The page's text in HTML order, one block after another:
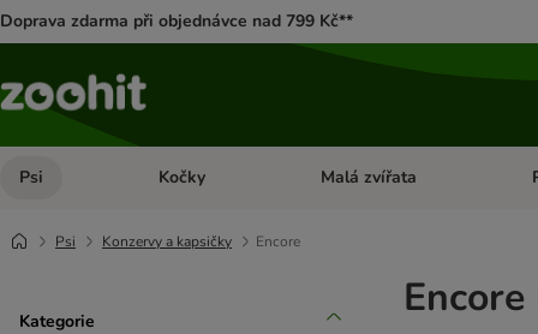
Doprava zdarma při objednávce nad 799 Kč**
Psi Otevřít menu: Psi
Kočky Otevřít menu: Kočky
Malá zvířata
Psi Konzervy a kapsičky Encore
Kategorie